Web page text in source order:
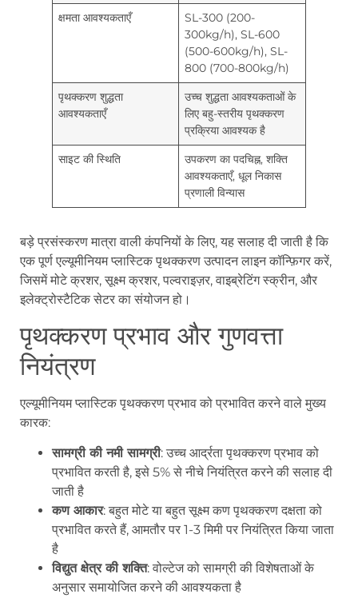
क्षमता आवश्यकताएँ
SL-300 (200-
300kg/h), SL-600
(500-600kg/h), SL-
800 (700-800kg/h)
पृथक्करण शुद्धता
आवश्यकताएँ
उच्च शुद्धता आवश्यकताओं के
लिए बहु-स्तरीय पृथक्करण
प्रक्रिया आवश्यक है
साइट की स्थिति
उपकरण का पदचिह्न, शक्ति
आवश्यकताएँ, धूल निकास
प्रणाली विन्यास
बड़े प्रसंस्करण मात्रा वाली कंपनियों के लिए, यह सलाह दी जाती है कि
एक पूर्ण एल्यूमीनियम प्लास्टिक पृथक्करण उत्पादन लाइन कॉन्फ़िगर करें,
जिसमें मोटे क्रशर, सूक्ष्म क्रशर, पल्वराइज़र, वाइब्रेटिंग स्क्रीन, और
इलेक्ट्रोस्टैटिक सेटर का संयोजन हो।
पृथक्करण प्रभाव और गुणवत्ता
नियंत्रण
एल्यूमीनियम प्लास्टिक पृथक्करण प्रभाव को प्रभावित करने वाले मुख्य
कारक:
सामग्री की नमी सामग्री: उच्च आर्द्रता पृथक्करण प्रभाव को
प्रभावित करती है, इसे 5% से नीचे नियंत्रित करने की सलाह दी
जाती है
कण आकार: बहुत मोटे या बहुत सूक्ष्म कण पृथक्करण दक्षता को
प्रभावित करते हैं, आमतौर पर 1-3 मिमी पर नियंत्रित किया जाता
है
विद्युत क्षेत्र की शक्ति: वोल्टेज को सामग्री की विशेषताओं के
अनुसार समायोजित करने की आवश्यकता है